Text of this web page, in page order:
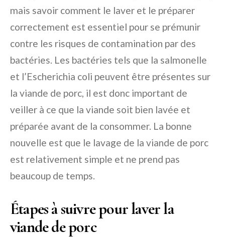
mais savoir comment le laver et le préparer
correctement est essentiel pour se prémunir
contre les risques de contamination par des
bactéries. Les bactéries tels que la salmonelle
et l’Escherichia coli peuvent être présentes sur
la viande de porc, il est donc important de
veiller à ce que la viande soit bien lavée et
préparée avant de la consommer. La bonne
nouvelle est que le lavage de la viande de porc
est relativement simple et ne prend pas
beaucoup de temps.
Étapes à suivre pour laver la
viande de porc